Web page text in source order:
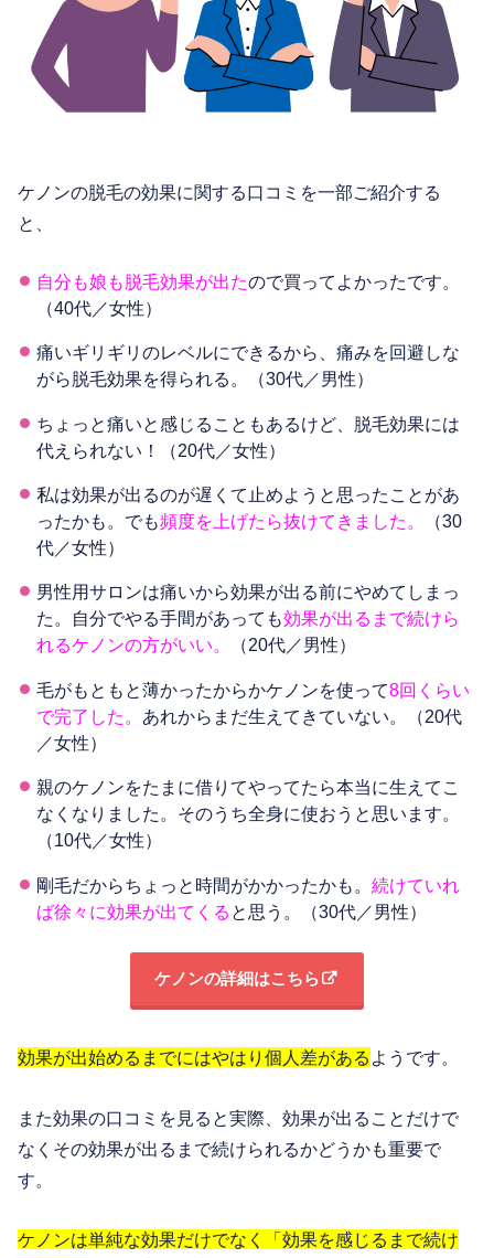
ケノンの脱毛の効果に関する口コミを一部ご紹介する
と、
自分も娘も脱毛効果が出たので買ってよかったです。
（40代／女性）
痛いギリギリのレベルにできるから、痛みを回避しな
がら脱毛効果を得られる。（30代／男性）
ちょっと痛いと感じることもあるけど、脱毛効果には
代えられない！（20代／女性）
私は効果が出るのが遅くて止めようと思ったことがあ
ったかも。でも頻度を上げたら抜けてきました。
（30
代／女性）
男性用サロンは痛いから効果が出る前にやめてしまっ
た。自分でやる手間があっても効果が出るまで続けら
れるケノンの方がいい。
（20代／男性）
毛がもともと薄かったからかケノンを使って8回くらい
で完了した。 あれからまだ生えてきていない。（20代
／女性）
親のケノンをたまに借りてやってたら本当に生えてこ
なくなりました。そのうち全身に使おうと思います。
（10代／女性）
剛毛だからちょっと時間がかかったかも。 続けていれ
ば徐々に効果が出てくる と思う。（30代／男性）
ケノンの詳細はこちら
効果が出始めるまでにはやはり個人差がある ようです。
また効果の口コミを見ると実際、効果が出ることだけで
なくその効果が出るまで続けられるかどうかも重要で
す。
ケノンは単純な効果だけでなく「効果を感じるまで続け